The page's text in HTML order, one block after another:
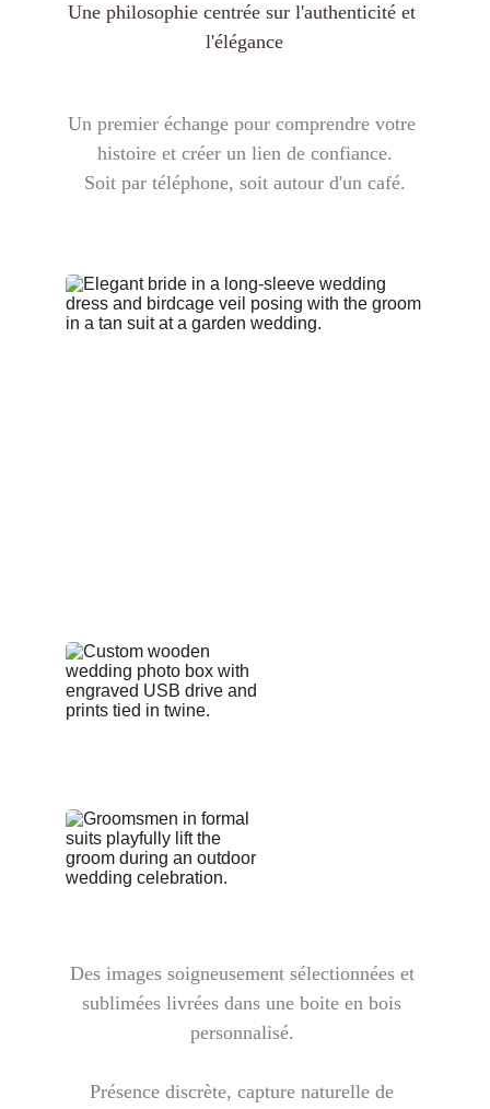
Une philosophie centrée sur l'authenticité et
l'élégance
Un premier échange pour comprendre votre
histoire et créer un lien de confiance.
Soit par téléphone, soit autour d'un café.
Des images soigneusement sélectionnées et
sublimées livrées dans une boite en bois
personnalisé.
Présence discrète, capture naturelle de